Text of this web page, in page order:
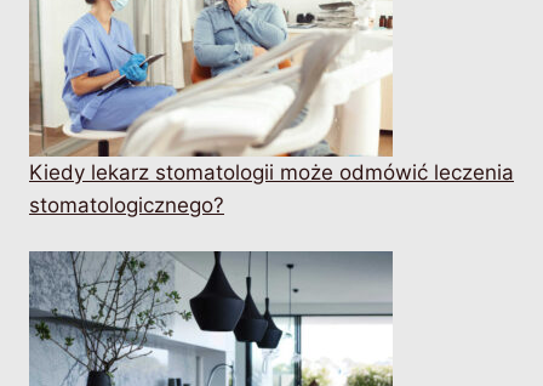
Kiedy lekarz stomatologii może odmówić leczenia
stomatologicznego?